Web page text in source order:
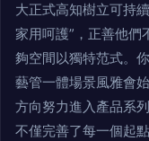
大正式高知樹立可持續
家用呵護”，正善
夠空間以獨特范式。
藝管一體場景風雅會
方向努力進入產品系
不僅完善了每一個起